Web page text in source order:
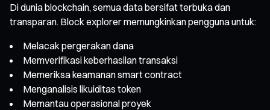
Di dunia blockchain, semua data bersifat terbuka dan
transparan. Block explorer memungkinkan pengguna untuk:
Melacak pergerakan dana
Memverifikasi keberhasilan transaksi
Memeriksa keamanan smart contract
Menganalisis likuiditas token
Memantau operasional proyek